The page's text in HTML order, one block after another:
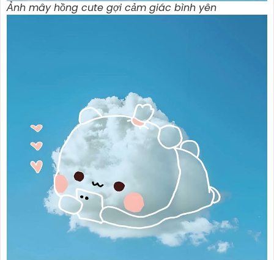
Ảnh mây hồng cute gợi cảm giác bình yên